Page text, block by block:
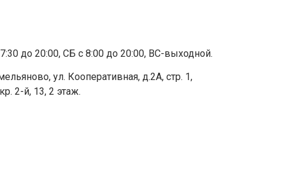
до 20:00, СБ с 8:00 до 20:00, ВС-выходной.
ул. Кооперативная, д.2А, стр. 1,
2-й, 13, 2 этаж.